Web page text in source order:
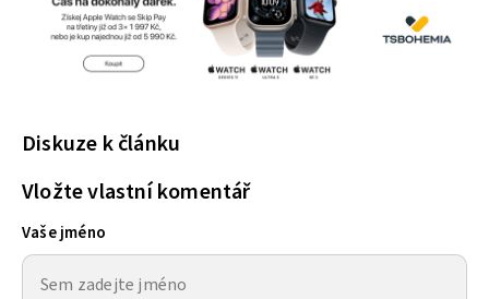
Diskuze k článku
Vložte vlastní komentář
Vaše jméno